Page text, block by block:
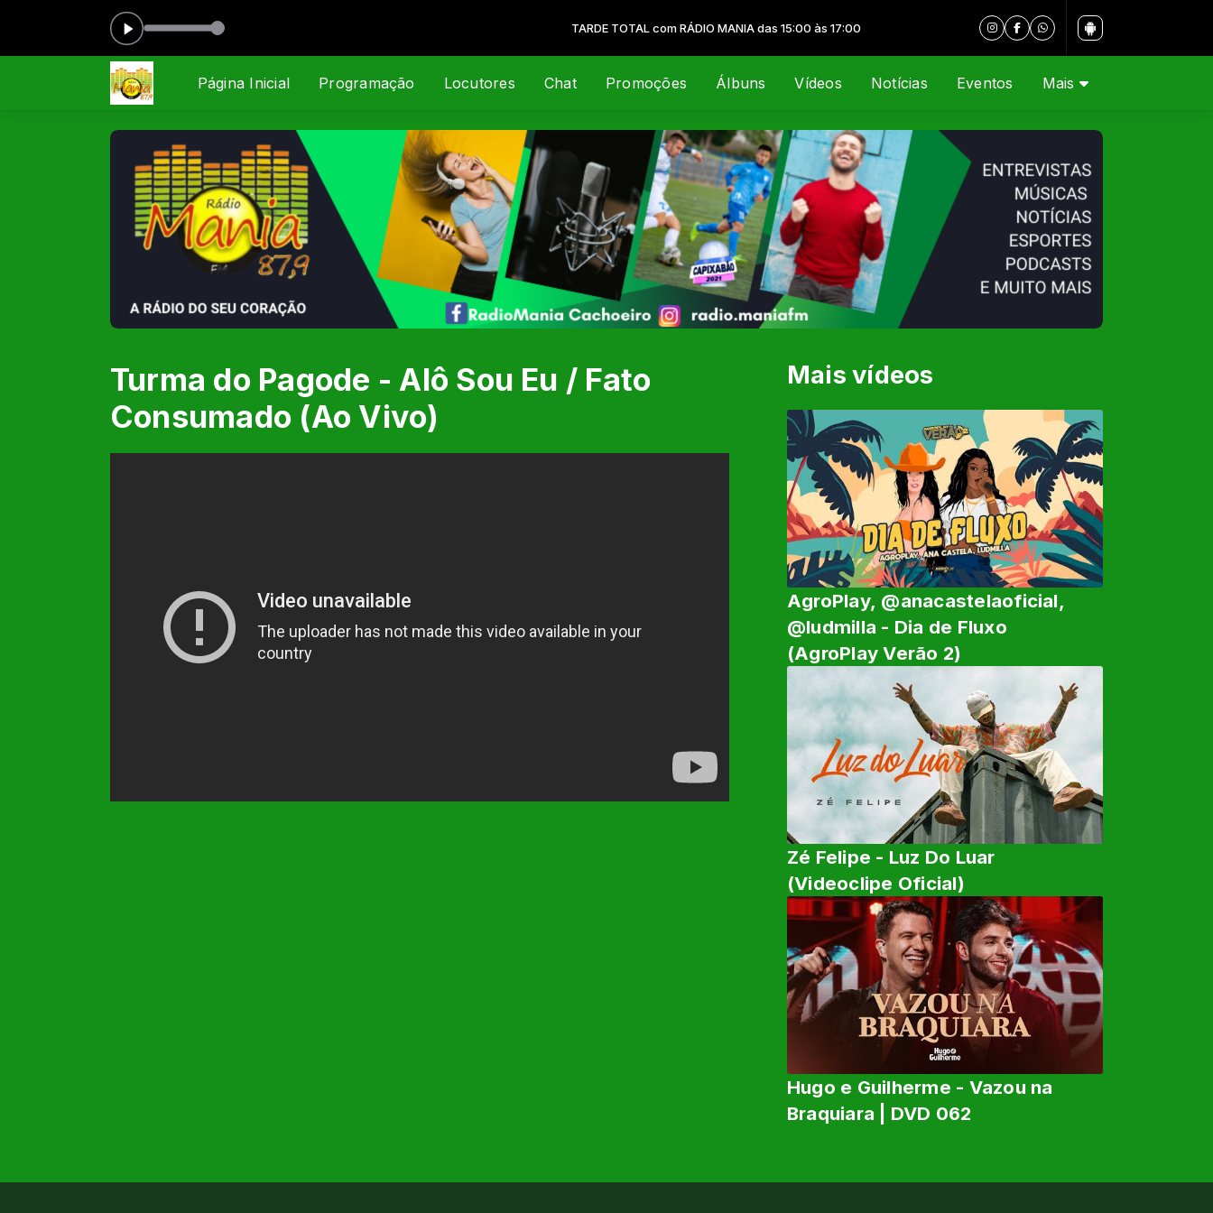
das 15:00 às 17:00 TARDE TOTAL com RÁDIO MANIA das 15:00 às 17:00
Página Inicial Programação Locutores Chat Promoções Álbuns Vídeos Notícias Eventos Mais
Turma do Pagode - Alô Sou Eu / Fato
Consumado (Ao Vivo)
Mais vídeos
AgroPlay, @anacastelaoficial,
@ludmilla - Dia de Fluxo
(AgroPlay Verão 2)
Zé Felipe - Luz Do Luar
(Videoclipe Oficial)
Hugo e Guilherme - Vazou na
Braquiara | DVD 062